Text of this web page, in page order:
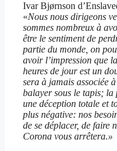
Ivar Bjørnson
«Nous nous dirigeons
sommes nombreux à
être le sentiment de
partie du monde, on
avoir l’impression que
heures de jour est un
sera à jamais associée
balayer sous le tapis; la
une déception totale et
plus négative: nos
de se déplacer, de faire
Corona vous arrêtera.»